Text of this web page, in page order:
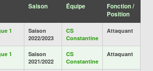
Saison Équipe
Fonction /
Position
1
Saison
2022/2023
CS
Constantine
Attaquant
1
Saison
2021/2022
CS
Constantine
Attaquant